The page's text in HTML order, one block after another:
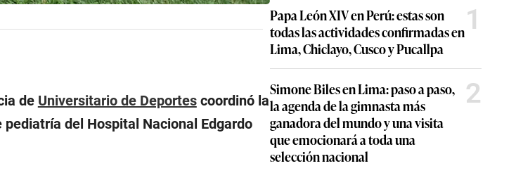
de Universitario de Deportescoordinó la
del Hospital Nacional Edgardo
Papa León XIV en Perú: estas son
todas las actividades confirmadas en
Lima, Chiclayo, Cusco y Pucallpa
1
Simone Biles en Lima: paso a paso,
la agenda de la gimnasta más
ganadora del mundo y una visita
que emocionará a toda una
selección nacional
2